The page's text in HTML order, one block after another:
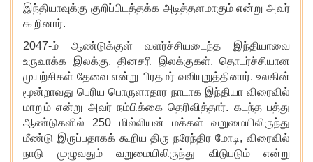
இந்தியாவுக்கு குறிப்பிடத்தக்க அடித்தளமாகும் என்று அவர்
கூறினார்.
2047-ம் ஆண்டுக்குள் வளர்ச்சியடைந்த இந்தியாவை
உருவாக்க இலக்கு, தினசரி இலக்குகள், தொடர்ச்சியான
முயற்சிகள் தேவை என்று பிரதமர் வலியுறுத்தினார். உலகின்
மூன்றாவது பெரிய பொருளாதார நாடாக இந்தியா விரைவில்
மாறும் என்று அவர் நம்பிக்கை தெரிவித்தார். கடந்த பத்து
ஆண்டுகளில் 250 மில்லியன் மக்கள் வறுமையிலிருந்து
மீண்டு இருப்பதாகக் கூறிய திரு நரேந்திர மோடி, விரைவில்
நாடு முழுவதும் வறுமையிலிருந்து விடுபடும் என்று